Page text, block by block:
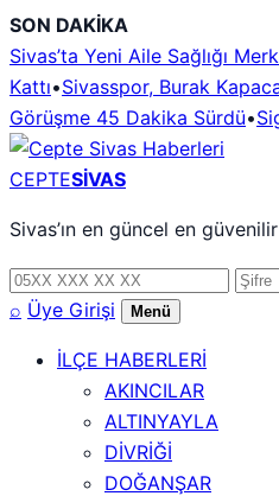
İçeriğe
geç
SON DAKİKA
Sivas’ta Yeni Aile Sağlığı
Kattı•Sivasspor, Burak
Görüşme 45 Dakika Sürdü•
CEPTESİVAS
Sivas’ın en güncel en
Telefon
numarası
Şifre
⌕ Üye Girişi Menü
İLÇE HABERLERİ
AKINCILAR
ALTINYAYLA
DİVRİĞİ
DOĞANŞAR